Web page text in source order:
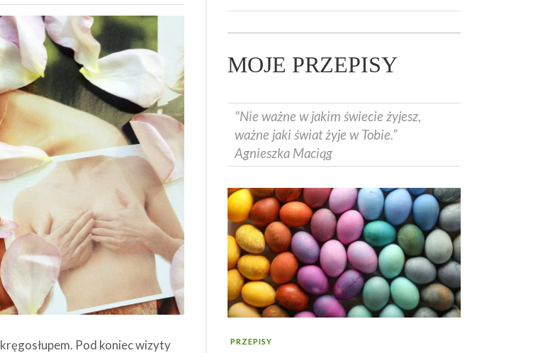
Pod koniec wizyty
MOJE PRZEPISY
"Nie ważne w jakim świecie żyjesz,
ważne jaki świat żyje w Tobie.”
Agnieszka Maciąg
PRZEPISY